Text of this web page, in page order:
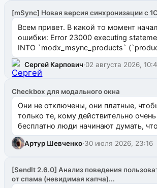
[mSync] Новая версия синхронизации с 1С
Всем привет. В какой то момент
ошибки: Error 23000 executing
INTO `modx_msync_products`
`uuid_1c`) VALUES ...
Сергей Карпович·02 августа 2026,
Checkbox для модального окна
Они не отключены, они платные,
только те, кому действительно
бесплатно люди начинают думать,
Артур Шевченко·30 июля 2026, 23:16
[SendIt 2.6.0] Анализ поведения
от спама (невидимая капча)...